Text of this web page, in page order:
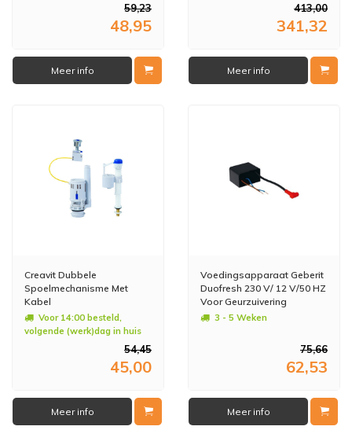
59,23
48,95
Meer info
Achterplaat Antracietgrijs
413,00
341,32
Meer info
Creavit Dubbele
Spoelmechanisme Met
Kabel
Voor 14:00 besteld,
volgende (werk)dag in huis
54,45
45,00
Meer info
Voedingsapparaat Geberit
Duofresh 230 V/ 12 V/50 HZ
Voor Geurzuivering
3 - 5 Weken
75,66
62,53
Meer info